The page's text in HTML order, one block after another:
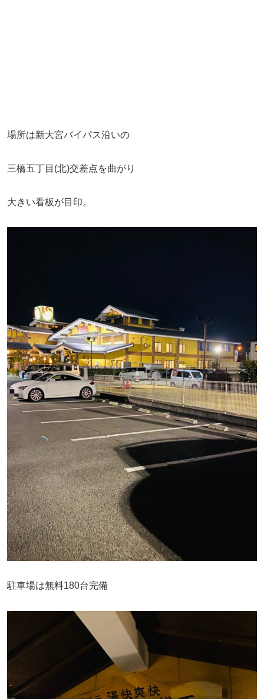
場所は新大宮バイパス沿いの
三橋五丁目(北)交差点を曲がり
大きい看板が目印。
駐車場は無料180台完備